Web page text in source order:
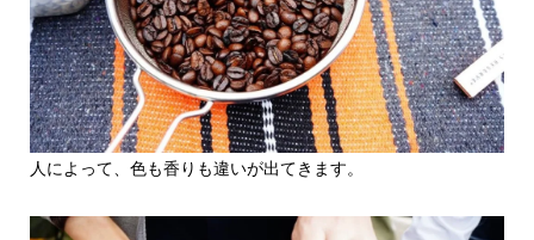
人によって、色も香りも違いが出てきます。